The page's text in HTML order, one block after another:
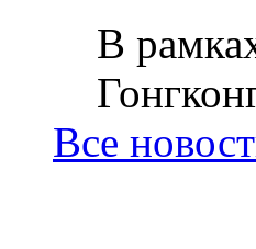
В
Все